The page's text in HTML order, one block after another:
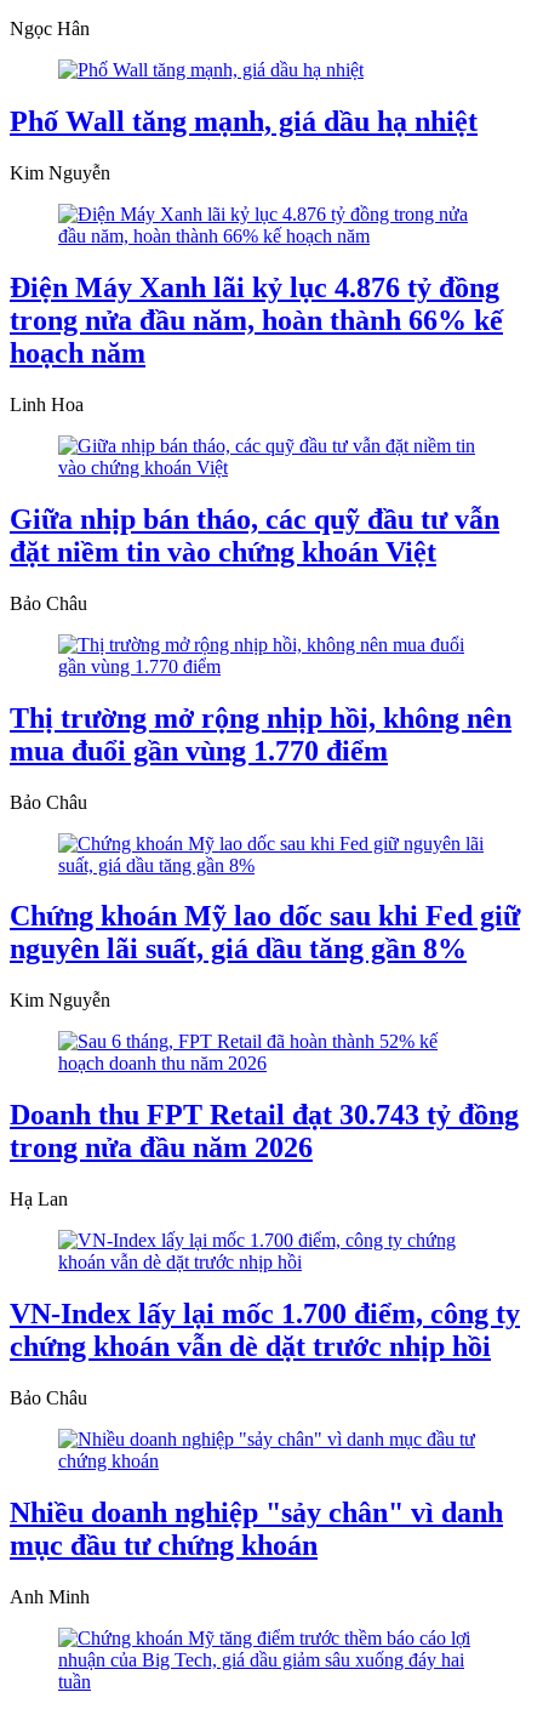
Ngọc Hân
Phố Wall tăng mạnh, giá dầu hạ nhiệt
Kim Nguyễn
Điện Máy Xanh lãi kỷ lục 4.876 tỷ đồng
trong nửa đầu năm, hoàn thành 66% kế
hoạch năm
Linh Hoa
Giữa nhịp bán tháo, các quỹ đầu tư vẫn
đặt niềm tin vào chứng khoán Việt
Bảo Châu
Thị trường mở rộng nhịp hồi, không nên
mua đuổi gần vùng 1.770 điểm
Bảo Châu
Chứng khoán Mỹ lao dốc sau khi Fed giữ
nguyên lãi suất, giá dầu tăng gần 8%
Kim Nguyễn
Doanh thu FPT Retail đạt 30.743 tỷ đồng
trong nửa đầu năm 2026
Hạ Lan
VN-Index lấy lại mốc 1.700 điểm, công ty
chứng khoán vẫn dè dặt trước nhịp hồi
Bảo Châu
Nhiều doanh nghiệp "sảy chân" vì danh
mục đầu tư chứng khoán
Anh Minh